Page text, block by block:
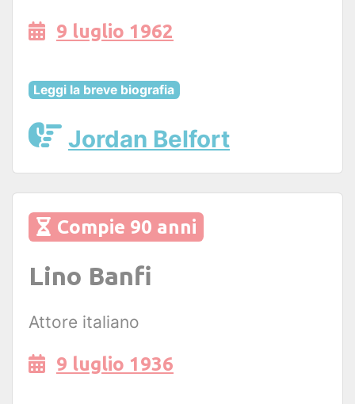
9 luglio 1962
Leggi la breve biografia
Jordan Belfort
Compie 90 anni
Lino Banfi
Attore italiano
9 luglio 1936